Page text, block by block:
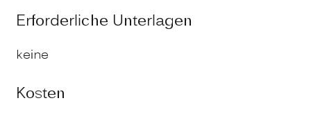
Erforderliche Unterlagen
keine
Kosten